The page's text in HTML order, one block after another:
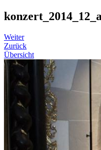
Weiter
Zurück
Übersicht